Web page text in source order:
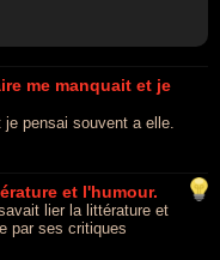
me manquait et je
pensai souvent a elle.
et l'humour.
lier la littérature et
par ses critiques